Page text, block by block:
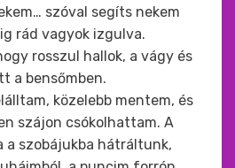
szóval segíts nekem
rád vagyok izgulva.
rosszul hallok, a vágy és
a bensőmben.
közelebb mentem, és
szájon csókolhattam. A
a szobájukba hátráltunk,